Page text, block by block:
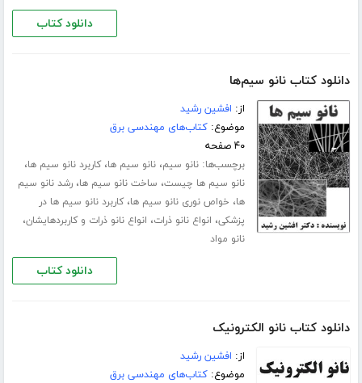
دانلود کتاب
دانلود کتاب نانو سیم‌ها
از: افشین رشید
موضوع:کتاب‌های مهندسی برق
۴۰ صفحه
برچسب‌ها:نانو سیم،نانو سیم ها،کاربرد نانو سیم ها،
نانو سیم ها چیست، ساخت نانو سیم ها،رشد نانو سیم
ها، خواص نوری نانو سیم ها،کاربرد نانو سیم ها در
پزشکی، انواع نانو ذرات، انواع نانو ذرات و کاربردهایشان،
نانو مواد
دانلود کتاب
دانلود کتاب نانو الکترونیک
از: افشین رشید
موضوع:کتاب‌های مهندسی برق